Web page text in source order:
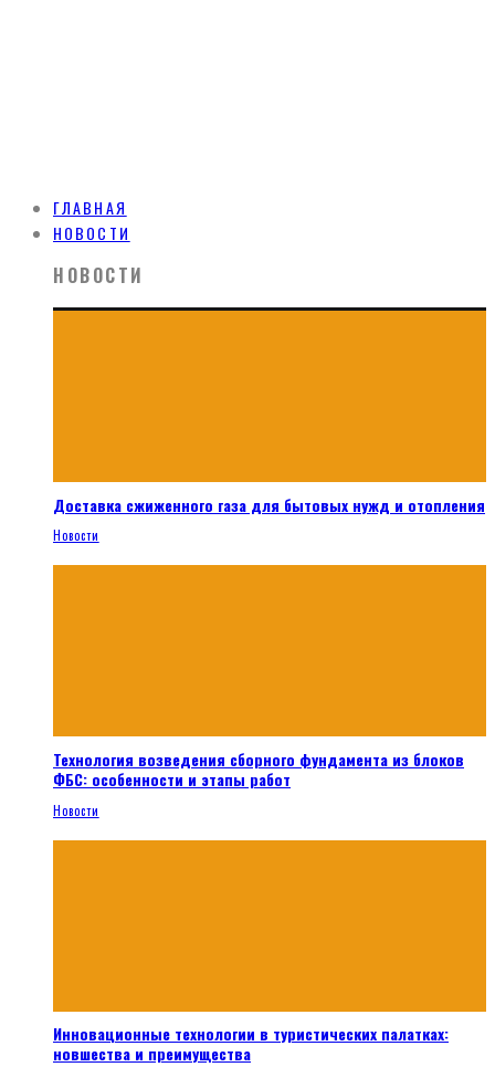
ГЛАВНАЯ
НОВОСТИ
НОВОСТИ
Доставка сжиженного газа для бытовых нужд и отопления
Новости
Технология возведения сборного фундамента из блоков
ФБС: особенности и этапы работ
Новости
Инновационные технологии в туристических палатках:
новшества и преимущества